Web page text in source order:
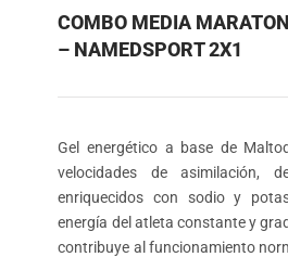
COMBO MEDIA
– NAMEDSPORT 2X1
Gel energético a base de
velocidades de asimilación,
enriquecidos con sodio y
energía del atleta constante y
contribuye al funcionamiento